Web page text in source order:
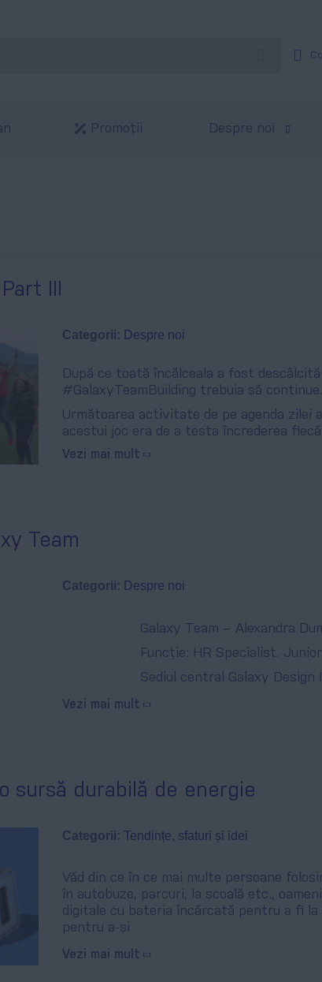
Promoții Despre noi
III
Categorii: Despre noi
După ce toată încălceala a fost
#GalaxyTeamBuilding trebuia să continue.
Următoarea activitate de pe agenda zilei
acestui joc era de a testa încrederea
Vezi mai mult
Team
Categorii: Despre noi
Galaxy Team – Alexandra
Funcție: HR Specialist.
Sediul central Galaxy Design
Vezi mai mult
sursă durabilă de energie
Categorii: Tendințe, sfaturi și idei
Văd din ce în ce mai multe persoane
în autobuze, parcuri, la școală etc.,
digitale cu bateria încărcată pentru a fi
pentru a-și
Vezi mai mult